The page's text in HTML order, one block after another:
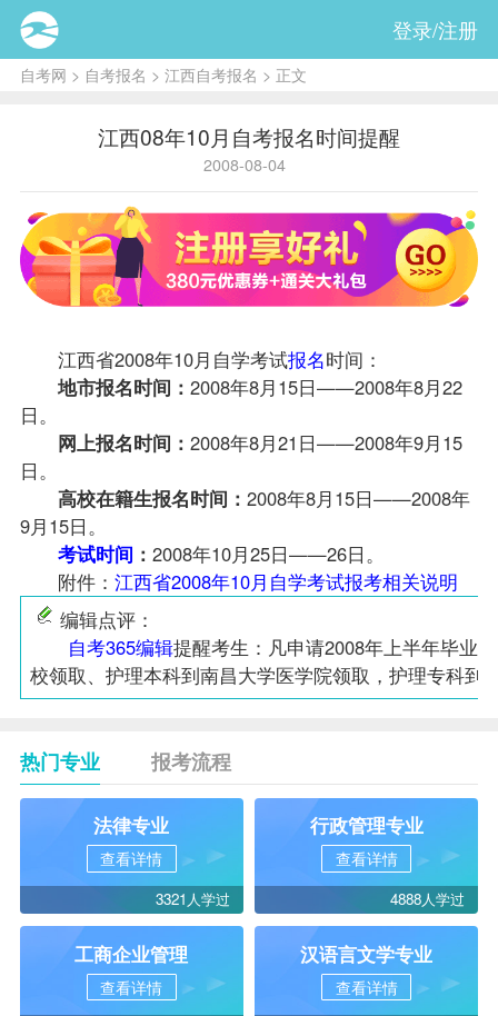
登录/注册
自考网 > 自考报名 > 江西自考报名 > 正文
江西08年10月自考报名时间提醒
2008-08-04
江西省2008年10月自学考试报名时间：
地市报名时间： 2008年8月15日——2008年8月22
日。
网上报名时间： 2008年8月21日——2008年9月15
日。
高校在籍生报名时间： 2008年8月15日——2008年
9月15日。
考试时间 ： 2008年10月25日——26日。
附件： 江西省2008年10月自学考试报考相关说明
编辑点评：
自考365编辑提醒考生：凡申请2008年上半年毕业生
校领取、护理本科到南昌大学医学院领取，护理专科到
热门专业 报考流程
法律专业
查看详情
3321人学过
行政管理专业
查看详情
4888人学过
工商企业管理
查看详情
汉语言文学专业
查看详情